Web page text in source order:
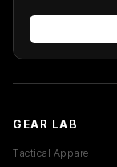
GEAR LAB
Tactical Apparel